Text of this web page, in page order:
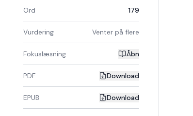
Ord 179
Vurdering Venter på flere
Fokuslæsning Åbn
PDF Download
EPUB Download